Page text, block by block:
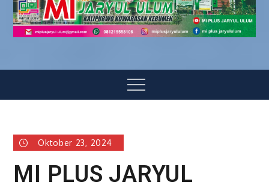
Menu
Oktober 23, 2024
MI PLUS JARYUL